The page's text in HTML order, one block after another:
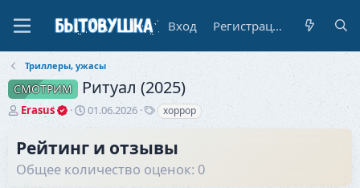
Вход Регистрация
Триллеры, ужасы
СМОТРИМ Ритуал (2025)
А
о
р
Erasus
Д
н
01.06.2026
Т
и
хоррор
Рейтинг и отзывы
Общее количество оценок: 0